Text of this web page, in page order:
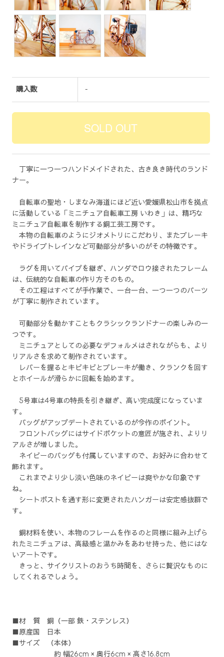
購入数 -
丁寧に一つ一つハンドメイドされた、古き良き時代のランド
ナー。
自転車の聖地・しまなみ海道にほど近い愛媛県松山市を拠点
に活動している「ミニチュア自転車工房 いわき」は、精巧な
ミニチュア自転車を制作する銅工芸工房です。
本物の自転車のようにジオメトリにこだわり、またブレーキ
やドライブトレインなど可動部分が多いのがその特徴です。
ラグを用いてパイプを継ぎ、ハンダでロウ接されたフレーム
は、伝統的な自転車の作り方そのもの。
その工程はすべてが手作業で、一台一台、一つ一つのパーツ
が丁寧に制作されています。
可動部分を動かすこともクラシックランドナーの楽しみの一
つです。
ミニチュアとしての必要なデフォルメはされながらも、より
リアルさを求めて制作されています。
レバーを握るとキビキビとブレーキが働き、クランクを回す
とホイールが滑らかに回転を始めます。
5号車は4号車の特長を引き継ぎ、高い完成度になっていま
す。
バッグがアップデートされているのが今作のポイント。
フロントバッグにはサイドポケットの意匠が施され、よりリ
アルさが増しました。
ネイビーのバッグも付属していますので、お好みに合わせて
飾れます。
これまでより少し淡い色味のネイビーは爽やかな印象です
ね。
シートポストを通す形に変更されたハンガーは安定感抜群で
す。
銅材料を使い、本物のフレームを作るのと同様に組み上げら
れたミニチュアは、高級感と温かみをあわせ持った、他にはな
いアートです。
きっと、サイクリストのおうち時間を、さらに贅沢なものに
してくれるでしょう。
■材 質 銅（一部 鉄・ステンレス）
■原産国 日本
■サイズ （本体）
約 幅26cm × 奥行6cm × 高さ16.8cm